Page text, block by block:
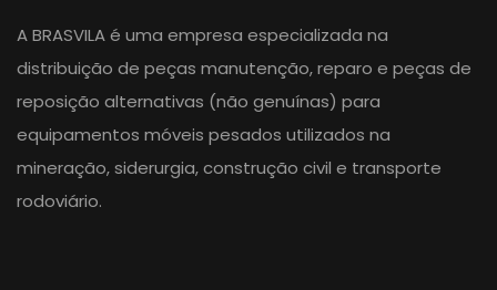
A BRASVILA é uma empresa especializada na
distribuição de peças manutenção, reparo e peças de
reposição alternativas (não genuínas) para
equipamentos móveis pesados utilizados na
mineração, siderurgia, construção civil e transporte
rodoviário.